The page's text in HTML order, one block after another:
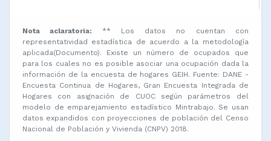
Nota aclaratoria:
** Los datos no cuentan con
representatividad estadística de acuerdo a la metodología
aplicada(Documento). Existe un número de ocupados que
para los cuales no es posible asociar una ocupación dada la
información de la encuesta de hogares GEIH. Fuente: DANE -
Encuesta Continua de Hogares, Gran Encuesta Integrada de
Hogares con asignación de CUOC según parámetros del
modelo de emparejamiento estadístico Mintrabajo. Se usan
datos expandidos con proyecciones de población del Censo
Nacional de Población y Vivienda (CNPV) 2018.